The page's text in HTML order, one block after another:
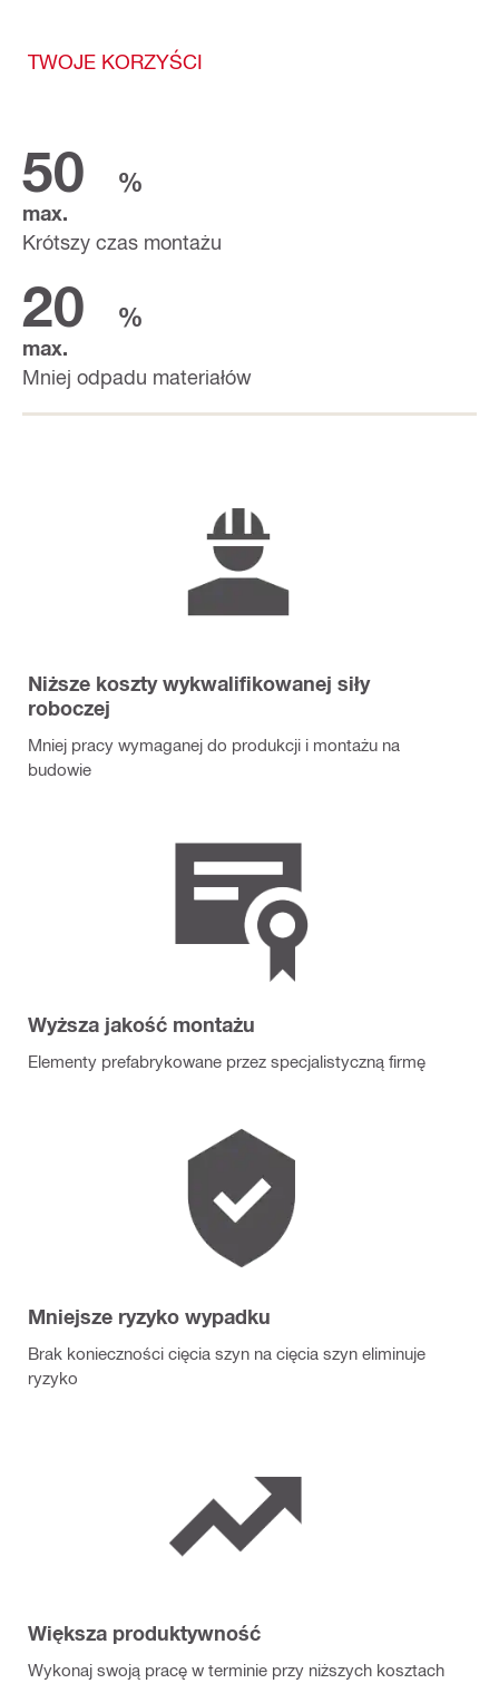
TWOJE KORZYŚCI
50 %
max.
Krótszy czas montażu
20 %
max.
Mniej odpadu materiałów
Niższe koszty wykwalifikowanej siły
roboczej
Mniej pracy wymaganej do produkcji i montażu na
budowie
Wyższa jakość montażu
Elementy prefabrykowane przez specjalistyczną firmę
Mniejsze ryzyko wypadku
Brak konieczności cięcia szyn na cięcia szyn eliminuje
ryzyko
Większa produktywność
Wykonaj swoją pracę w terminie przy niższych kosztach